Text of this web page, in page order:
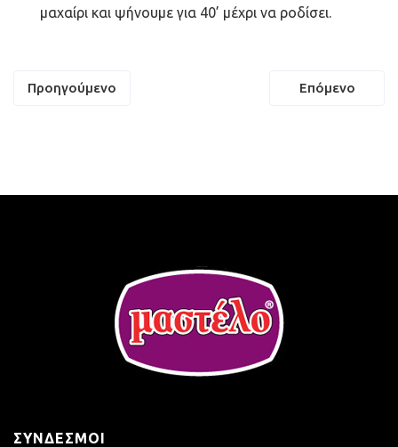
μαχαίρι και ψήνουμε για 40’ μέχρι να ροδίσει.
Πλοήγηση
Προηγούμενο Επόμενο
ΣΎΝΔΕΣΜΟΙ